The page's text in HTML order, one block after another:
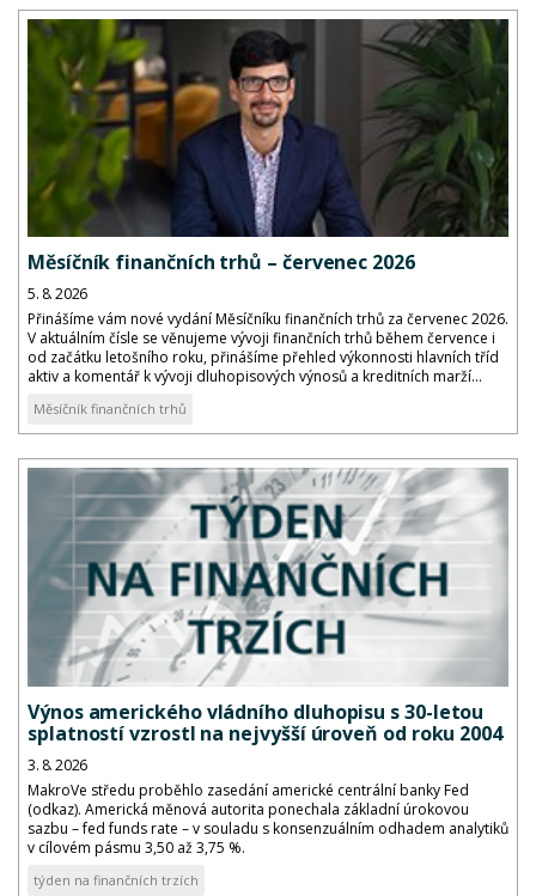
Měsíčník finančních trhů – červenec 2026
5. 8. 2026
Přinášíme vám nové vydání Měsíčníku finančních trhů za červenec 2026.
V aktuálním čísle se věnujeme vývoji finančních trhů během července i
od začátku letošního roku, přinášíme přehled výkonnosti hlavních tříd
aktiv a komentář k vývoji dluhopisových výnosů a kreditních marží...
Měsíčník finančních trhů
Výnos amerického vládního dluhopisu s 30-letou
splatností vzrostl na nejvyšší úroveň od roku 2004
3. 8. 2026
MakroVe středu proběhlo zasedání americké centrální banky Fed
(odkaz). Americká měnová autorita ponechala základní úrokovou
sazbu – fed funds rate – v souladu s konsenzuálním odhadem analytiků
v cílovém pásmu 3,50 až 3,75 %.
týden na finančních trzích